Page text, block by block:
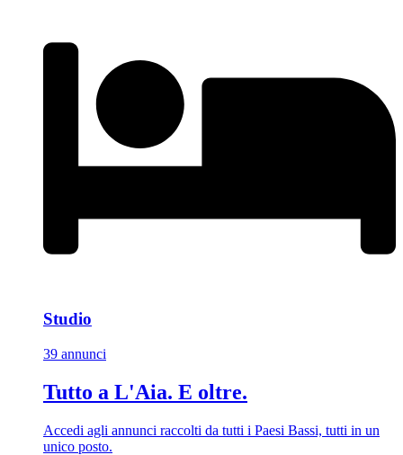
Studio
39 annunci
Tutto a L'Aia. E oltre.
Accedi agli annunci raccolti da tutti i Paesi Bassi, tutti in un
unico posto.